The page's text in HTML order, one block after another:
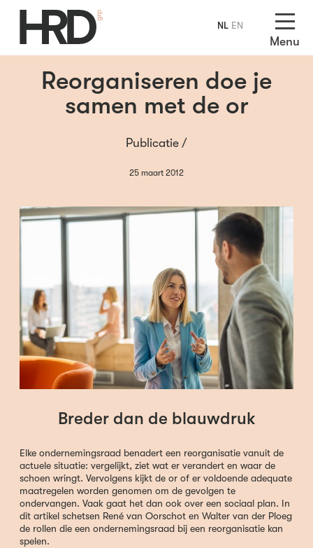
Menu
Reorganiseren doe je
samen met de or
Publicatie /
25 maart 2012
Breder dan de blauwdruk
Elke ondernemingsraad benadert een reorganisatie vanuit de
actuele situatie: vergelijkt, ziet wat er verandert en waar de
schoen wringt. Vervolgens kijkt de or of er voldoende adequate
maatregelen worden genomen om de gevolgen te
ondervangen. Vaak gaat het dan ook over een sociaal plan. In
dit artikel schetsen René van Oorschot en Walter van der Ploeg
de rollen die een ondernemingsraad bij een reorganisatie kan
spelen.
NL EN